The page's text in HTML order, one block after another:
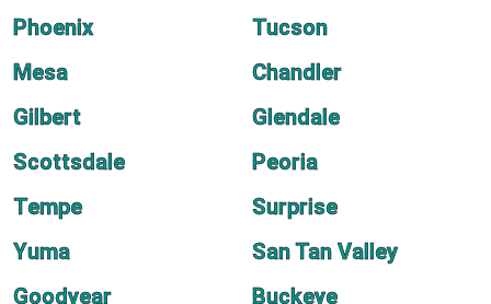
Phoenix
Tucson
Mesa
Chandler
Gilbert
Glendale
Scottsdale
Peoria
Tempe
Surprise
Yuma
San Tan Valley
Goodyear
Buckeye